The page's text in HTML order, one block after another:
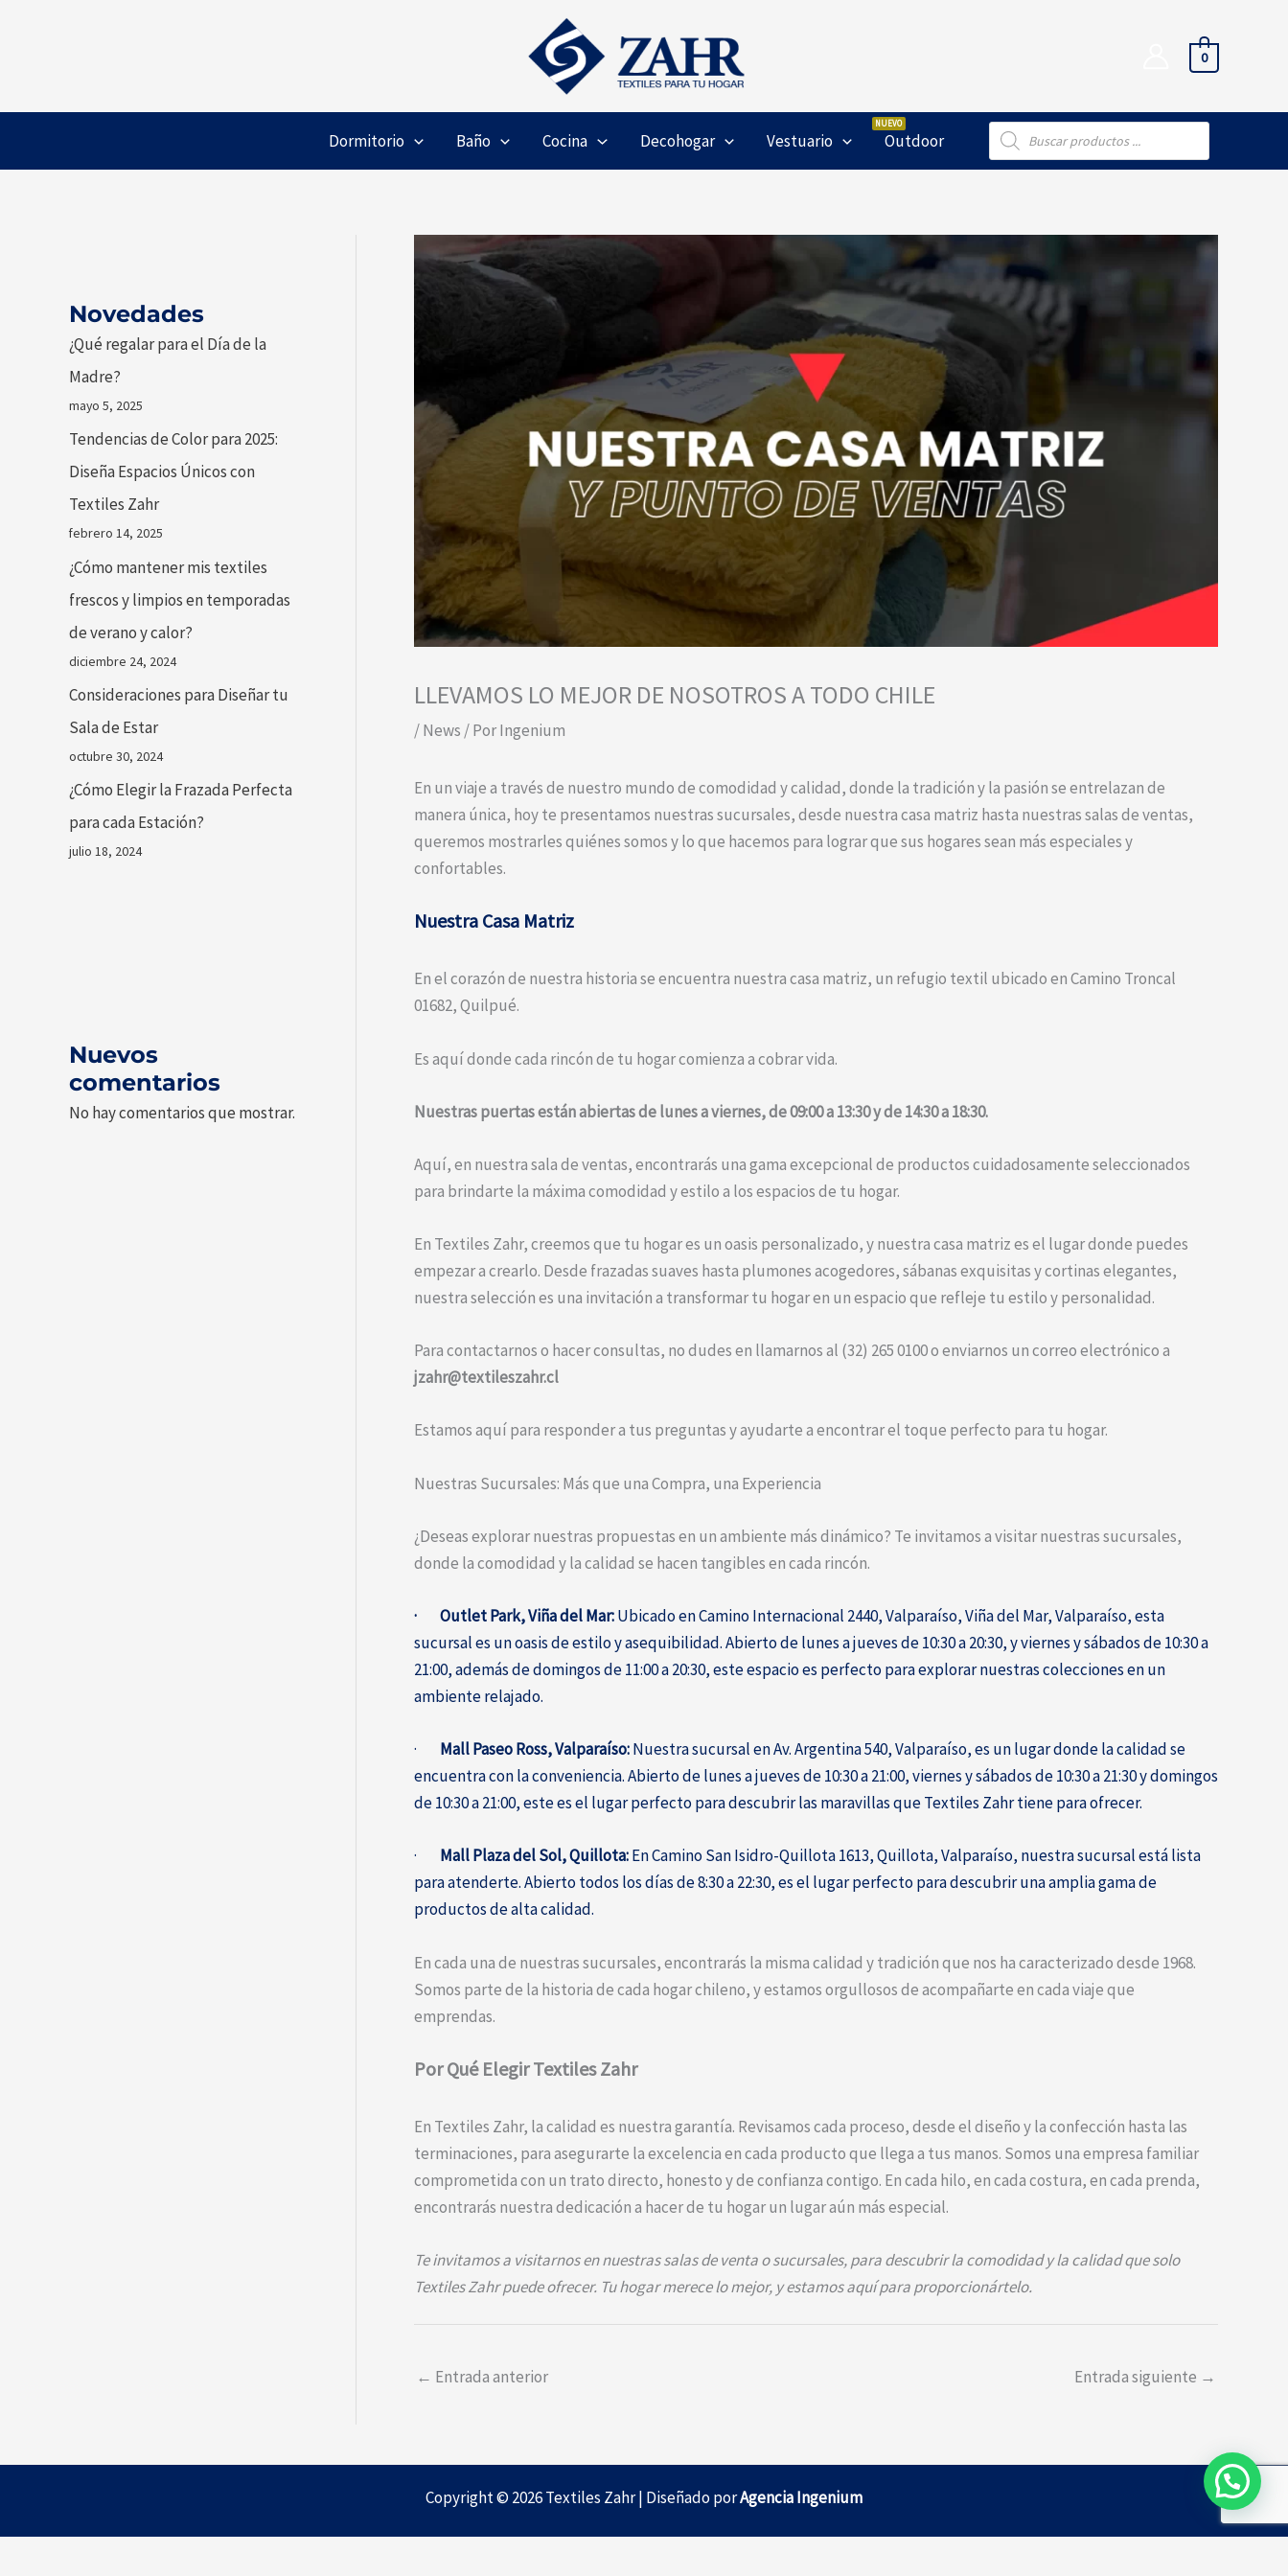
0
Dormitorio Baño Cocina Decohogar Vestuario Outdoor
Búsqueda
de
productos
Novedades
¿Qué regalar para el Día de la
Madre?
mayo 5, 2025
Tendencias de Color para 2025:
Diseña Espacios Únicos con
Textiles Zahr
febrero 14, 2025
¿Cómo mantener mis textiles
frescos y limpios en temporadas
de verano y calor?
diciembre 24, 2024
Consideraciones para Diseñar tu
Sala de Estar
octubre 30, 2024
¿Cómo Elegir la Frazada Perfecta
para cada Estación?
julio 18, 2024
Nuevos
comentarios
No hay comentarios que mostrar.
LLEVAMOS LO MEJOR DE NOSOTROS A TODO CHILE
/News / PorIngenium
En un viaje a través de nuestro mundo de comodidad y calidad, donde la tradición y la pasión se entrelazan de
manera única, hoy te presentamos nuestras sucursales, desde nuestra casa matriz hasta nuestras salas de ventas,
queremos mostrarles quiénes somos y lo que hacemos para lograr que sus hogares sean más especiales y
confortables.
Nuestra Casa Matriz
En el corazón de nuestra historia se encuentra nuestra casa matriz, un refugio textil ubicado en Camino Troncal
01682, Quilpué.
Es aquí donde cada rincón de tu hogar comienza a cobrar vida.
Nuestras puertas están abiertas de lunes a viernes, de 09:00 a 13:30 y de 14:30 a 18:30.
Aquí, en nuestra sala de ventas, encontrarás una gama excepcional de productos cuidadosamente seleccionados
para brindarte la máxima comodidad y estilo a los espacios de tu hogar.
En Textiles Zahr, creemos que tu hogar es un oasis personalizado, y nuestra casa matriz es el lugar donde puedes
empezar a crearlo. Desde frazadas suaves hasta plumones acogedores, sábanas exquisitas y cortinas elegantes,
nuestra selección es una invitación a transformar tu hogar en un espacio que refleje tu estilo y personalidad.
Para contactarnos o hacer consultas, no dudes en llamarnos al (32) 265 0100 o enviarnos un correo electrónico a
jzahr@textileszahr.cl
Estamos aquí para responder a tus preguntas y ayudarte a encontrar el toque perfecto para tu hogar.
Nuestras Sucursales: Más que una Compra, una Experiencia
¿Deseas explorar nuestras propuestas en un ambiente más dinámico? Te invitamos a visitar nuestras sucursales,
donde la comodidad y la calidad se hacen tangibles en cada rincón.
· Outlet Park, Viña del Mar:Ubicado en Camino Internacional 2440, Valparaíso, Viña del Mar, Valparaíso, esta
sucursal es un oasis de estilo y asequibilidad. Abierto de lunes a jueves de 10:30 a 20:30, y viernes y sábados de 10:30 a
21:00, además de domingos de 11:00 a 20:30, este espacio es perfecto para explorar nuestras colecciones en un
ambiente relajado.
· Mall Paseo Ross, Valparaíso:Nuestra sucursal en Av. Argentina 540, Valparaíso, es un lugar donde la calidad se
encuentra con la conveniencia. Abierto de lunes a jueves de 10:30 a 21:00, viernes y sábados de 10:30 a 21:30 y domingos
de 10:30 a 21:00, este es el lugar perfecto para descubrir las maravillas que Textiles Zahr tiene para ofrecer.
· Mall Plaza del Sol, Quillota:En Camino San Isidro-Quillota 1613, Quillota, Valparaíso, nuestra sucursal está lista
para atenderte. Abierto todos los días de 8:30 a 22:30, es el lugar perfecto para descubrir una amplia gama de
productos de alta calidad.
En cada una de nuestras sucursales, encontrarás la misma calidad y tradición que nos ha caracterizado desde 1968.
Somos parte de la historia de cada hogar chileno, y estamos orgullosos de acompañarte en cada viaje que
emprendas.
Por Qué Elegir Textiles Zahr
En Textiles Zahr, la calidad es nuestra garantía. Revisamos cada proceso, desde el diseño y la confección hasta las
terminaciones, para asegurarte la excelencia en cada producto que llega a tus manos. Somos una empresa familiar
comprometida con un trato directo, honesto y de confianza contigo. En cada hilo, en cada costura, en cada prenda,
encontrarás nuestra dedicación a hacer de tu hogar un lugar aún más especial.
Te invitamos a visitarnos en nuestras salas de venta o sucursales, para descubrir la comodidad y la calidad que solo
Textiles Zahr puede ofrecer. Tu hogar merece lo mejor, y estamos aquí para proporcionártelo.
← Entrada anterior Entrada siguiente →
Copyright © 2026 Textiles Zahr | Diseñado porAgencia Ingenium